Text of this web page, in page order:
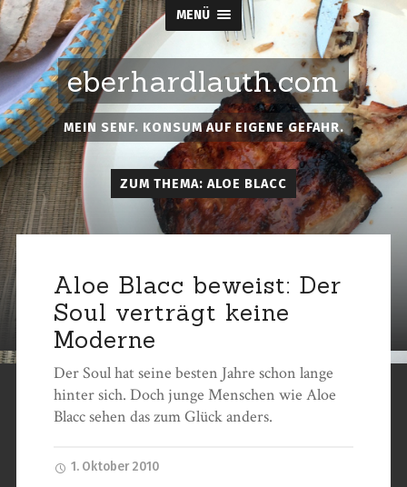
MENÜ
eberhardlauth.com
MEIN SENF. KONSUM AUF EIGENE GEFAHR.
ZUM THEMA: ALOE BLACC
Aloe Blacc beweist: Der
Soul verträgt keine
Moderne
Der Soul hat seine besten Jahre schon lange
hinter sich. Doch junge Menschen wie Aloe
Blacc sehen das zum Glück anders.
1. Oktober 2010